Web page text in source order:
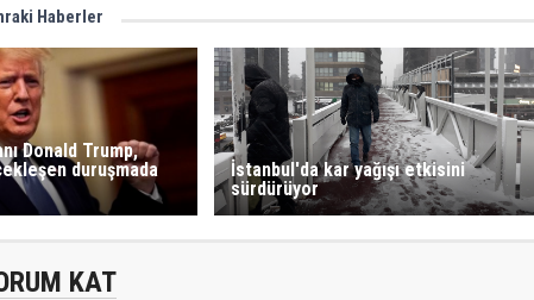
Haberler
Donald Trump,
duruşmada
İstanbul'da kar yağışı etkisini
sürdürüyor
KAT